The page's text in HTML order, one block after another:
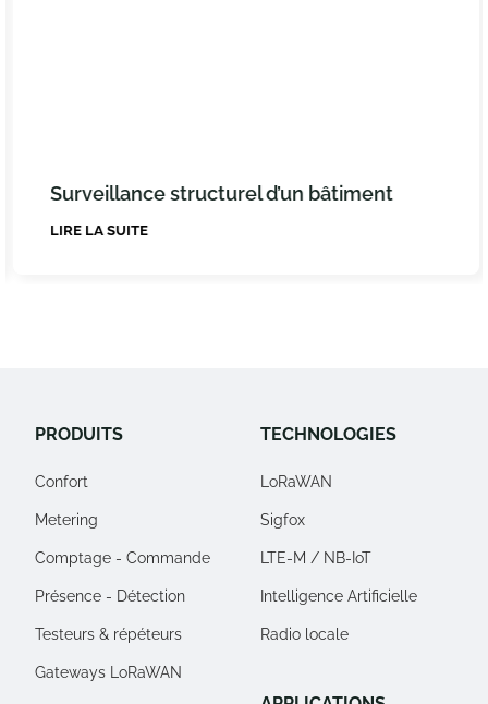
Surveillance structurel d’un bâtiment
LIRE LA SUITE
PRODUITS
Confort
Metering
Comptage - Commande
Présence - Détection
Testeurs & répéteurs
Gateways LoRaWAN
TECHNOLOGIES
LoRaWAN
Sigfox
LTE-M / NB-IoT
Intelligence Artificielle
Radio locale